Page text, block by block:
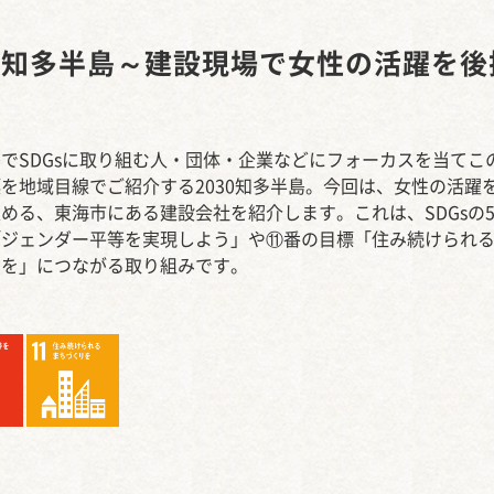
多半島～建設現場で女性の活躍を後
SDGsに取り組む人・団体・企業などにフォーカスを当てこ
地域目線でご紹介する2030知多半島。今回は、女性の活躍
る、東海市にある建設会社を紹介します。これは、SDGsの
ェンダー平等を実現しよう」や⑪番の目標「住み続けられ
」につながる取り組みです。